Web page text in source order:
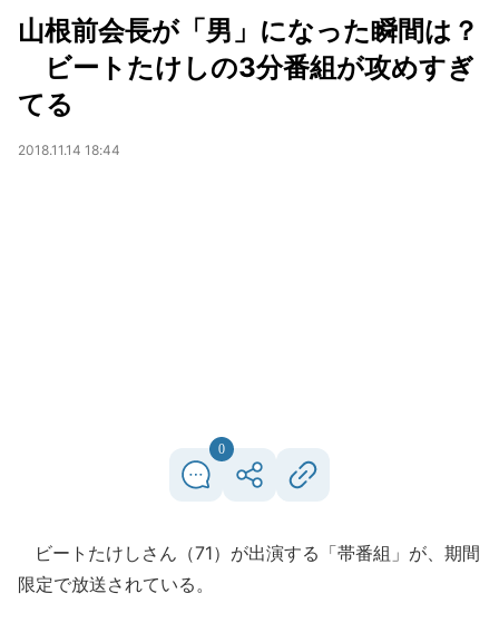
山根前会長が「男」になった瞬間は？
ビートたけしの3分番組が攻めすぎ
てる
2018.11.14 18:44
0
ビートたけしさん（71）が出演する「帯番組」が、期間
限定で放送されている。